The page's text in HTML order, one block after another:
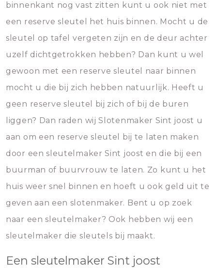
binnenkant nog vast zitten kunt u ook niet met
een reserve sleutel het huis binnen. Mocht u de
sleutel op tafel vergeten zijn en de deur achter
uzelf dichtgetrokken hebben? Dan kunt u wel
gewoon met een reserve sleutel naar binnen
mocht u die bij zich hebben natuurlijk. Heeft u
geen reserve sleutel bij zich of bij de buren
liggen? Dan raden wij Slotenmaker Sint joost u
aan om een reserve sleutel bij te laten maken
door een sleutelmaker Sint joost en die bij een
buurman of buurvrouw te laten. Zo kunt u het
huis weer snel binnen en hoeft u ook geld uit te
geven aan een slotenmaker. Bent u op zoek
naar een sleutelmaker? Ook hebben wij een
sleutelmaker die sleutels bij maakt.
Een sleutelmaker Sint joost